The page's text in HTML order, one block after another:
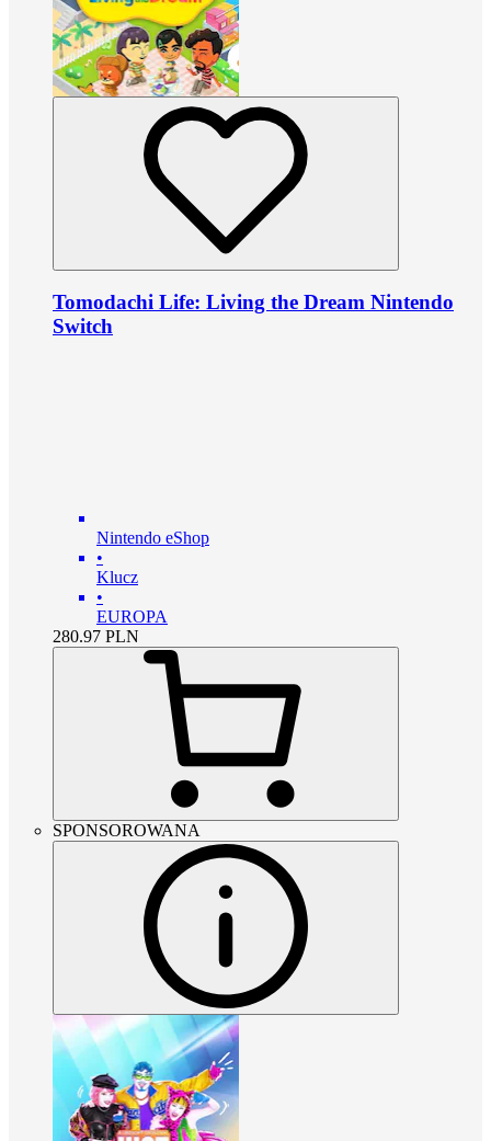
Tomodachi Life: Living the Dream Nintendo
Switch
Nintendo eShop
•
Klucz
•
EUROPA
280.97 PLN
SPONSOROWANA